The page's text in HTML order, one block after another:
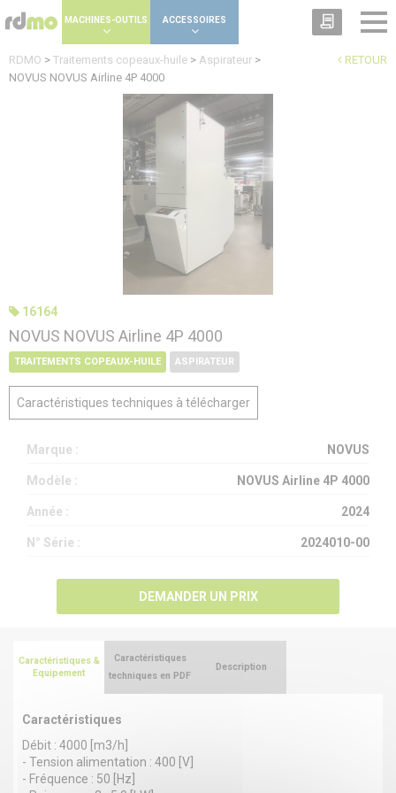
MACHINES-OUTILS ACCESSOIRES
RETOUR
RDMO > Traitements copeaux-huile > Aspirateur >
NOVUS NOVUS Airline 4P 4000
16164
NOVUS NOVUS Airline 4P 4000
TRAITEMENTS COPEAUX-HUILE ASPIRATEUR
Caractéristiques techniques à télécharger
Marque : NOVUS
Modèle : NOVUS Airline 4P 4000
Année : 2024
N° Série : 2024010-00
DEMANDER UN PRIX
Caractéristiques &
Equipement
Caractéristiques
Débit : 4000 [m3/h]
- Tension alimentation : 400 [V]
- Fréquence : 50 [Hz]
Caractéristiques
techniques en PDF
Description